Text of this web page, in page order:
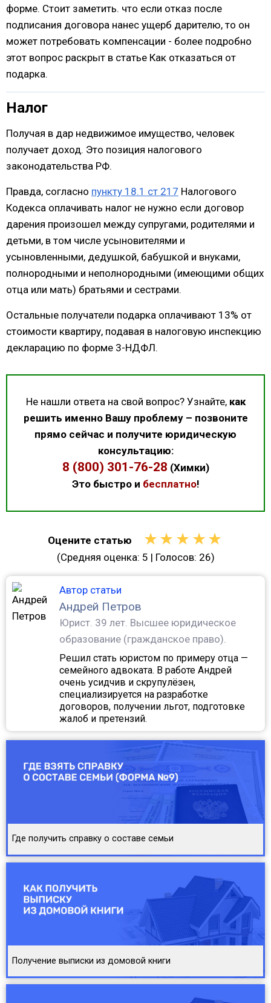
форме. Стоит заметить. что если отказ после
подписания договора нанес ущерб дарителю, то он
может потребовать компенсации - более подробно
этот вопрос раскрыт в статье Как отказаться от
подарка.
Налог
Получая в дар недвижимое имущество, человек
получает доход. Это позиция налогового
законодательства РФ.
Правда, согласно пункту 18.1 ст 217 Налогового
Кодекса оплачивать налог не нужно если договор
дарения произошел между супругами, родителями и
детьми, в том числе усыновителями и
усыновленными, дедушкой, бабушкой и внуками,
полнородными и неполнородными (имеющими общих
отца или мать) братьями и сестрами.
Остальные получатели подарка оплачивают 13% от
стоимости квартиру, подавая в налоговую инспекцию
декларацию по форме 3-НДФЛ.
Не нашли ответа на свой вопрос? Узнайте, как
решить именно Вашу проблему – позвоните
прямо сейчас и получите юридическую
консультацию:
8 (800) 301-76-28 (Химки)
Это быстро и бесплатно!
Оцените статью ★★ ★ ★★
(Средняя оценка: 5 | Голосов: 26)
Автор статьи
Андрей Петров
Юрист. 39 лет. Высшее юридическое
образование (гражданское право).
Решил стать юристом по примеру отца —
семейного адвоката. В работе Андрей
очень усидчив и скрупулёзен,
специализируется на разработке
договоров, получении льгот, подготовке
жалоб и претензий.
Где получить справку о составе семьи
Получение выписки из домовой книги